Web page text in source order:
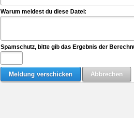
Warum meldest du diese Datei:
Spamschutz, bitte gib das Ergebnis der